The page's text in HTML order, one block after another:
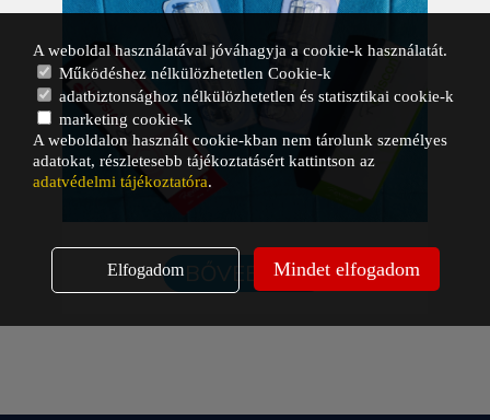
BŐVEBBEN
A weboldal használatával jóváhagyja a cookie-k használatát.
Működéshez nélkülözhetetlen Cookie-k
adatbiztonsághoz nélkülözhetetlen és statisztikai cookie-k
marketing cookie-k
A weboldalon használt cookie-kban nem tárolunk személyes
adatokat, részletesebb tájékoztatásért kattintson az
adatvédelmi tájékoztatóra.
Elfogadom Mindet elfogadom